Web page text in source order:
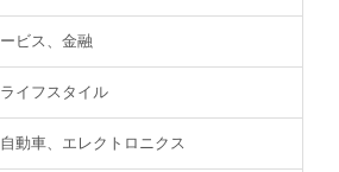
ビス、金融
イフスタイル
動車、エレクトロニクス